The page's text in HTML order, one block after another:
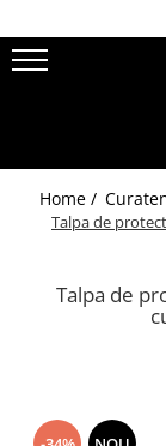
Curatenie &
Steamere
Uscatoare Rufe
Accesorii
Accesorii
Gatit &
Tigai din Fonta
Gratare Electrice
Gradina &
Sere
Compostoare
Home /
Talpa de
Talpa de